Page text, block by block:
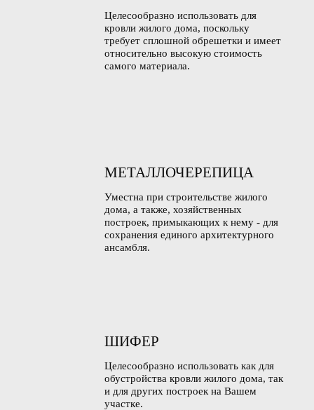
Целесообразно использовать для
кровли жилого дома, поскольку
требует сплошной обрешетки и имеет
относительно высокую стоимость
самого материала.
МЕТАЛЛОЧЕРЕПИЦА
Уместна при строительстве жилого
дома, а также, хозяйственных
построек, примыкающих к нему - для
сохранения единого архитектурного
ансамбля.
ШИФЕР
Целесообразно использовать как для
обустройства кровли жилого дома, так
и для других построек на Вашем
участке.